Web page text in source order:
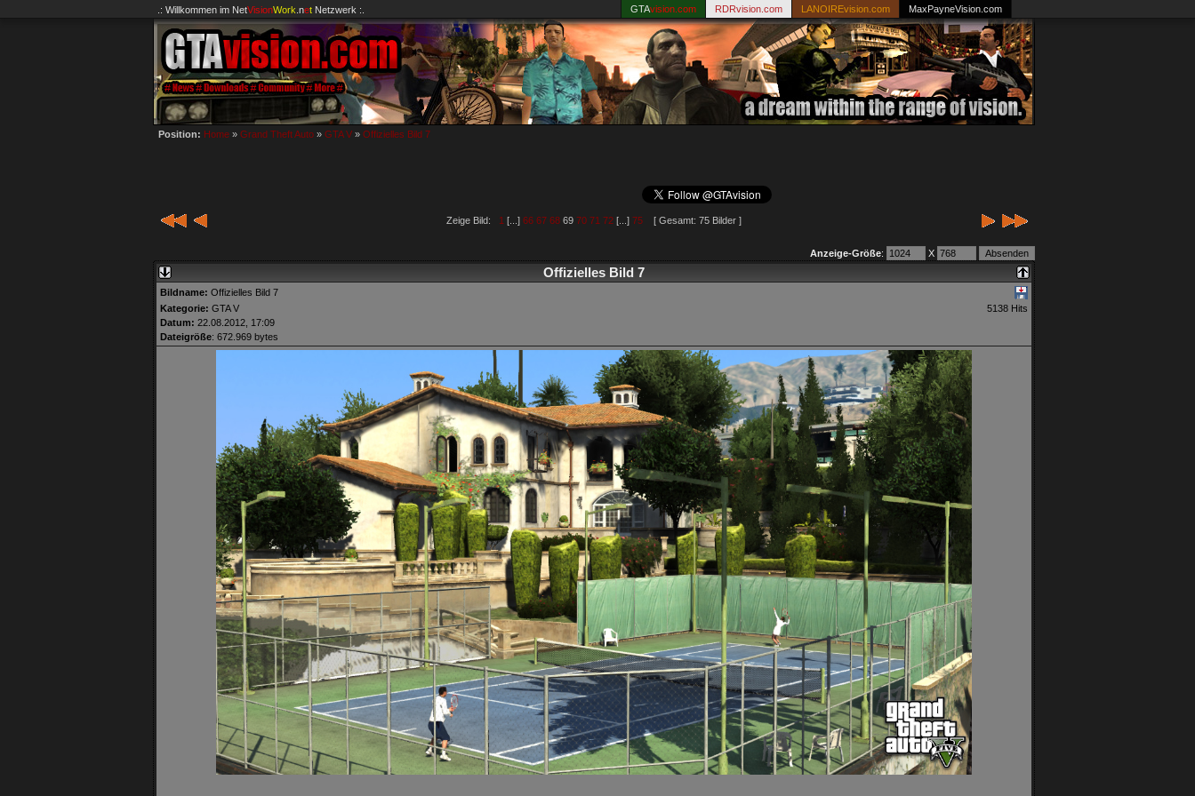
.: Willkommen im NetVisionWork .net Netzwerk :. GTAvision.com RDRvision.com LANOIREvision.com MaxPayneVision.com
Position: Home » Grand Theft Auto » GTA V » Offizielles Bild 7
Zeige Bild: 1 [...] 66 67 68 69 70 71 72 [...] 75 [ Gesamt: 75 Bilder ]
Anzeige-Größe: X
Offizielles Bild 7
Bildname: Offizielles Bild 7
Kategorie: GTA V
5138 Hits
Datum: 22.08.2012, 17:09
Dateigröße: 672.969 bytes